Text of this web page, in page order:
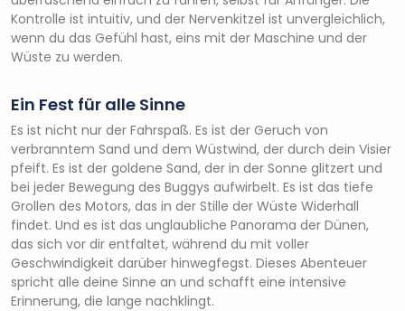
Kontrolle ist intuitiv, und der Nervenkitzel ist unvergleichlich,
wenn du das Gefühl hast, eins mit der Maschine und der
Wüste zu werden.
Ein Fest für alle Sinne
Es ist nicht nur der Fahrspaß. Es ist der Geruch von
verbranntem Sand und dem Wüstwind, der durch dein Visier
pfeift. Es ist der goldene Sand, der in der Sonne glitzert und
bei jeder Bewegung des Buggys aufwirbelt. Es ist das tiefe
Grollen des Motors, das in der Stille der Wüste Widerhall
findet. Und es ist das unglaubliche Panorama der Dünen,
das sich vor dir entfaltet, während du mit voller
Geschwindigkeit darüber hinwegfegst. Dieses Abenteuer
spricht alle deine Sinne an und schafft eine intensive
Erinnerung, die lange nachklingt.